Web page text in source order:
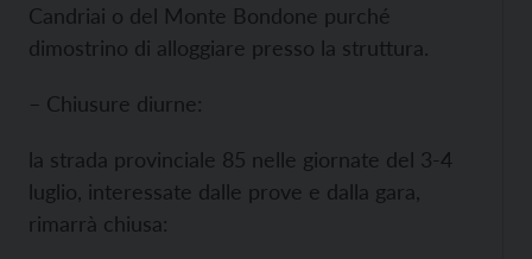
Candriai o del Monte Bondone purché
dimostrino di alloggiare presso la struttura.
– Chiusure diurne:
la strada provinciale 85 nelle giornate del 3-4
luglio, interessate dalle prove e dalla gara,
rimarrà chiusa: